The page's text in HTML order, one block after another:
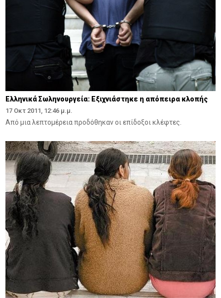
Ελληνικά Σωληνουργεία: Εξιχνιάστηκε η απόπειρα κλοπής
17 Οκτ 2011, 12:46 μ.μ.
Από μια λεπτομέρεια προδόθηκαν οι επίδοξοι κλέφτες.